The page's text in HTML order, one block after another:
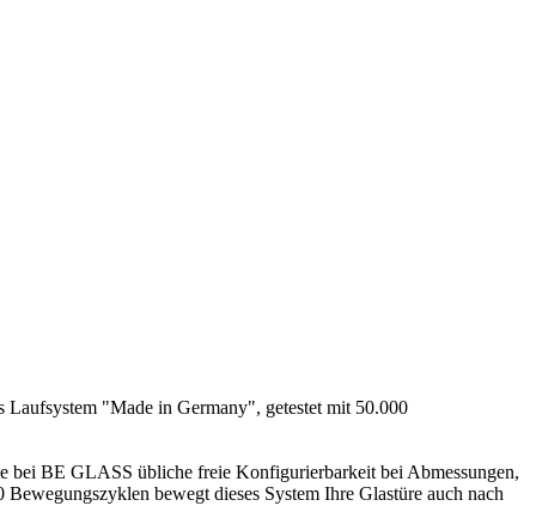
"Made in Germany", getestet mit 50.000
bei BE GLASS übliche freie Konfigurierbarkeit bei Abmessungen,
bewegt dieses System Ihre Glastüre auch nach